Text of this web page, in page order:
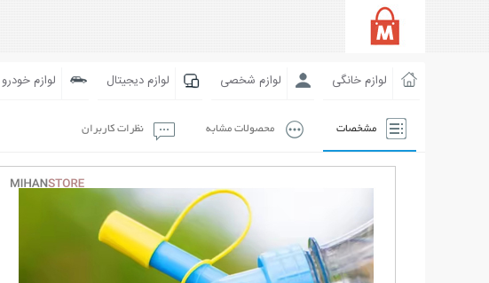
لوازم خانگی لوازم شخصی لوازم دیجیتال لوازم خودرو
مشخصات محصولات مشابه نظرات کاربران